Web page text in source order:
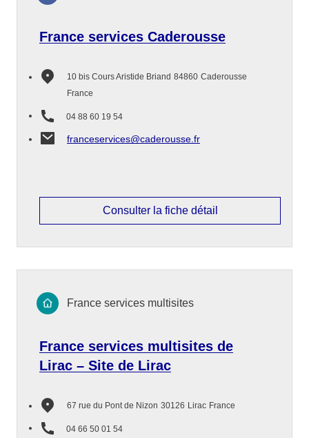
France services Caderousse
10 bis Cours Aristide Briand 84860 Caderousse
France
04 88 60 19 54
franceservices@caderousse.fr
Consulter la fiche détail
France services multisites de
Lirac – Site de Lirac
67 rue du Pont de Nizon 30126 Lirac France
04 66 50 01 54
France services multisites